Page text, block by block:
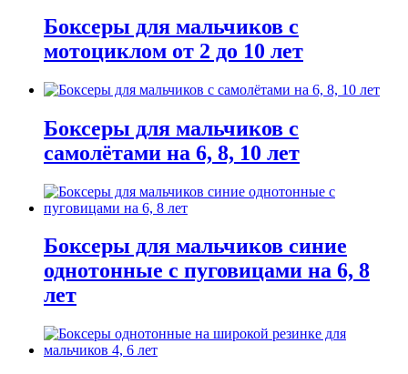
Боксеры для мальчиков с
мотоциклом от 2 до 10 лет
Боксеры для мальчиков с
самолётами на 6, 8, 10 лет
Боксеры для мальчиков синие
однотонные с пуговицами на 6, 8
лет